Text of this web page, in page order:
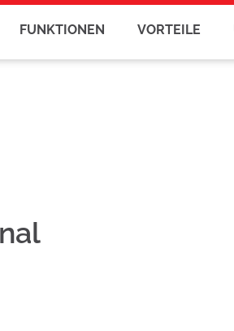
FUNKTIONEN VORTEILE